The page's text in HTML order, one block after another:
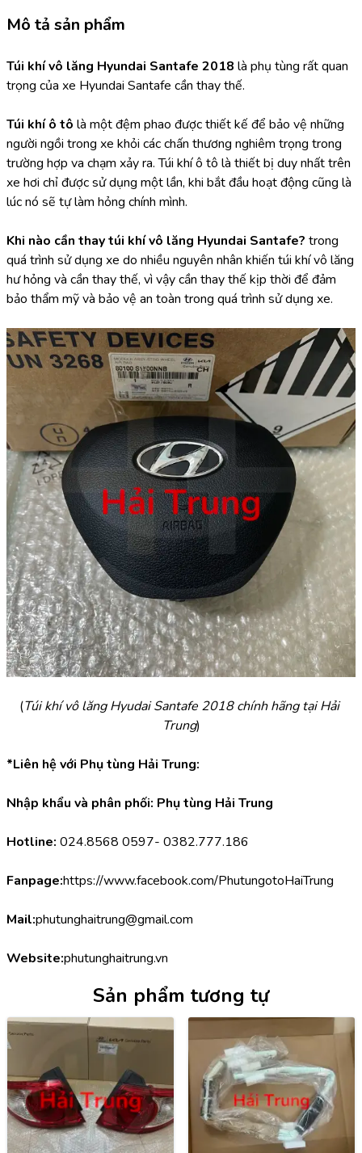
Mô tả sản phẩm
Túi khí vô lăng Hyundai Santafe 2018 là phụ tùng rất quan
trọng của xe Hyundai Santafe cần thay thế.
Túi khí ô tô là một đệm phao được thiết kế để bảo vệ những
người ngồi trong xe khỏi các chấn thương nghiêm trọng trong
trường hợp va chạm xảy ra. Túi khí ô tô là thiết bị duy nhất trên
xe hơi chỉ được sử dụng một lần, khi bắt đầu hoạt động cũng là
lúc nó sẽ tự làm hỏng chính mình.
Khi nào cần thay túi khí vô lăng Hyundai Santafe? trong
quá trình sử dụng xe do nhiều nguyên nhân khiến túi khí vô lăng
hư hỏng và cần thay thế, vì vậy cần thay thế kịp thời để đảm
bảo thẩm mỹ và bảo vệ an toàn trong quá trình sử dụng xe.
(Túi khí vô lăng Hyudai Santafe 2018 chính hãng tại Hải
Trung)
*Liên hệ với Phụ tùng Hải Trung:
Nhập khẩu và phân phối: Phụ tùng Hải Trung
Hotline: 024.8568 0597- 0382.777.186
Fanpage:https://www.facebook.com/PhutungotoHaiTrung
Mail:phutunghaitrung@gmail.com
Website:phutunghaitrung.vn
Sản phẩm tương tự